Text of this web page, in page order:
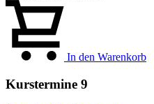
In den Warenkorb
Kurstermine 9